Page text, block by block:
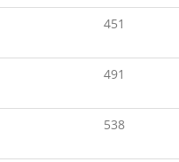
451
491
538